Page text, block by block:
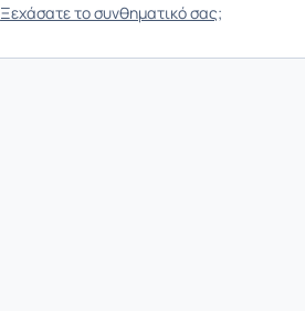
Ξεχάσατε το συνθηματικό σας;